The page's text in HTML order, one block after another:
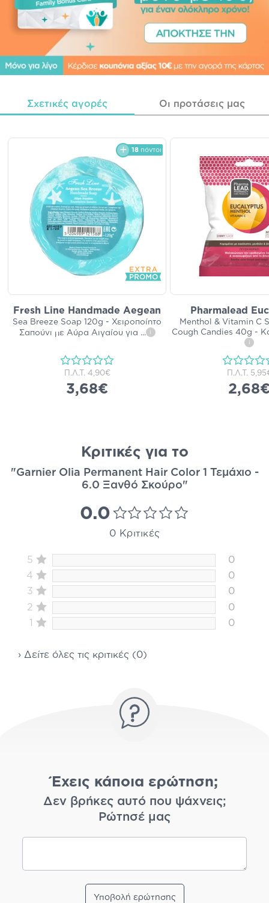
Σχετικές αγορές Οι προτάσεις μας
18 πόντοι
Fresh Line Handmade Aegean
Sea Breeze Soap 120g - Χειροποίητο
Σαπούνι με Αύρα Αιγαίου για ... i
Π.Λ.Τ. 4,90€
3,68€
Pharmalead
Menthol & Vitamin C
Cough Candies 40g -
i
Π.Λ.Τ.
Κριτικές για το
"Garnier Olia Permanent Hair Color 1 Τεμάχιο -
6.0 Ξανθό Σκούρο"
0.0
0 Κριτικές
5
0
4
0
3
0
2
0
1
0
› Δείτε όλες τις κριτικές (0)
Έχεις κάποια ερώτηση;
Δεν βρήκες αυτό που ψάχνεις;
Ρώτησέ μας
Υποβολή ερώτησης